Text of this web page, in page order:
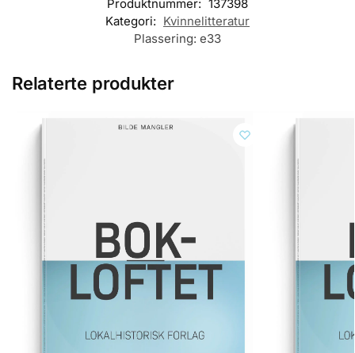
Produktnummer: 137398
Kategori: Kvinnelitteratur
Plassering: e33
Relaterte produkter